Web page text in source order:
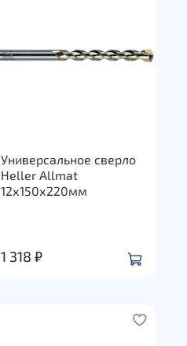
Универсальное сверло
Heller Allmat
12х150х220мм
1 318 ₽